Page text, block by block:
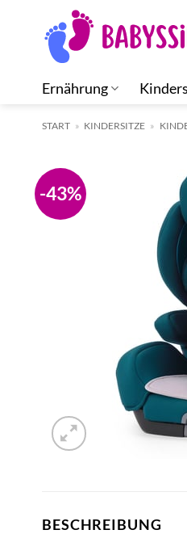
springen
Ernährung
START » KINDERSITZE »
-43%
BESCHREIBUNG